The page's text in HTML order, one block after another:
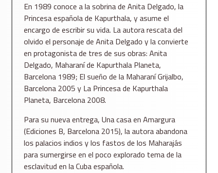
En 1989 conoce a la sobrina de Anita Delgado, la
Princesa española de Kapurthala, y asume el
encargo de escribir su vida. La autora rescata del
olvido el personaje de Anita Delgado y la convierte
en protagonista de tres de sus obras: Anita
Delgado, Maharaní de Kapurthala Planeta,
Barcelona 1989; El sueño de la Maharaní Grijalbo,
Barcelona 2005 y La Princesa de Kapurthala
Planeta, Barcelona 2008.
Para su nueva entrega, Una casa en Amargura
(Ediciones B, Barcelona 2015), la autora abandona
los palacios indios y los fastos de los Maharajás
para sumergirse en el poco explorado tema de la
esclavitud en la Cuba española.